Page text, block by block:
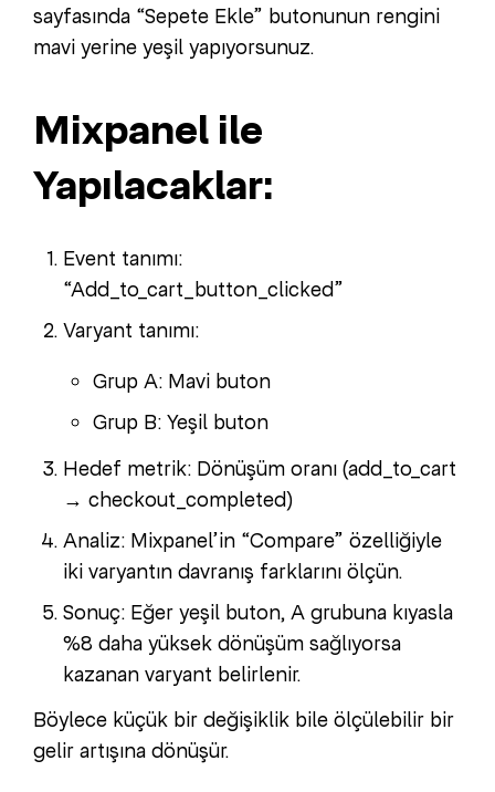
sayfasında “Sepete Ekle” butonunun rengini
mavi yerine yeşil yapıyorsunuz.
Mixpanel ile
Yapılacaklar:
Event tanımı:
“Add_to_cart_button_clicked”
Varyant tanımı:
Grup A: Mavi buton
Grup B: Yeşil buton
Hedef metrik: Dönüşüm oranı (add_to_cart
→ checkout_completed)
Analiz: Mixpanel’in “Compare” özelliğiyle
iki varyantın davranış farklarını ölçün.
Sonuç: Eğer yeşil buton, A grubuna kıyasla
%8 daha yüksek dönüşüm sağlıyorsa
kazanan varyant belirlenir.
Böylece küçük bir değişiklik bile ölçülebilir bir
gelir artışına dönüşür.